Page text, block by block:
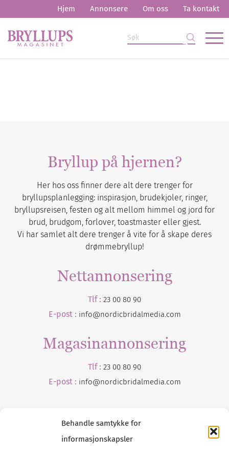
Behandle samtykke for
informasjonskapsler
Hjem Annonsere Om oss Ta kontakt
Bryllup på hjernen?
Her hos oss finner dere alt dere trenger for
bryllupsplanlegging: inspirasjon, brudekjoler, ringer,
bryllupsreisen, festen og alt mellom himmel og jord for
brud, brudgom, forlover, toastmaster eller gjest.
Vi har samlet alt dere trenger å vite for å skape deres
drømmebryllup!
Nettannonsering
Tlf : 23 00 80 90
E-post : info@nordicbridalmedia.com
Magasinannonsering
Tlf : 23 00 80 90
E-post : info@nordicbridalmedia.com